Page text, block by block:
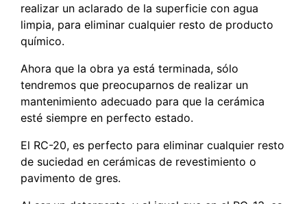
realizar un aclarado de la superficie con agua
limpia, para eliminar cualquier resto de producto
químico.
Ahora que la obra ya está terminada, sólo
tendremos que preocuparnos de realizar un
mantenimiento adecuado para que la cerámica
esté siempre en perfecto estado.
El RC-20, es perfecto para eliminar cualquier resto
de suciedad en cerámicas de revestimiento o
pavimento de gres.